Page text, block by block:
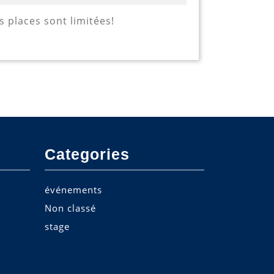
places sont limitées!
Categories
événements
Non classé
stage